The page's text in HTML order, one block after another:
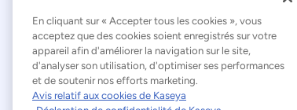
En cliquant sur « Accepter tous les cookies », vous
acceptez que des cookies soient enregistrés sur votre
appareil afin d'améliorer la navigation sur le site,
d'analyser son utilisation, d'optimiser ses performances
et de soutenir nos efforts marketing.
Avis relatif aux cookies de Kaseya